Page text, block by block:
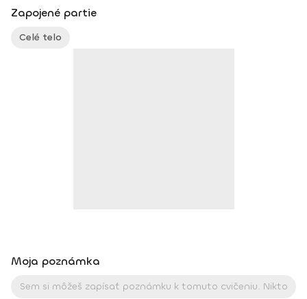
týchto stránkach: FB: www.facebook.com/flowandrea9 IG :
@andrea_mindfulflow Dosiahnuté vzdelanie: • Špecializačný
kurz Pilates inštruktor (FACE CZECH academy), Brno, 2013 •
Zapojené partie
Celé telo
Moja poznámka